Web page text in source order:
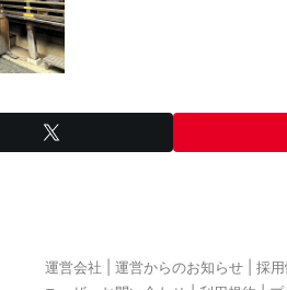
運営会社 運営からのお知らせ 採